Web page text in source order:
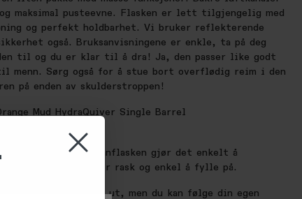
maksimal pusteevne. Flasken er lett tilgjengelig med
og perfekt holdbarhet. Vi bruker reflekterende
også. Bruksanvisningene er enkle, ta på deg
til og du er klar til å dra! Ja, den passer like godt
menn. Sørg også for å stue bort overflødig reim i den
på enden av skulderstroppen!
Mud HydraQuiver Single Barrel
– Den 24oz vannflasken gjør det enkelt å
din, men er rask og enkel å fylle på.
– Det kan høres sprøtt ut, men du kan følge din egen